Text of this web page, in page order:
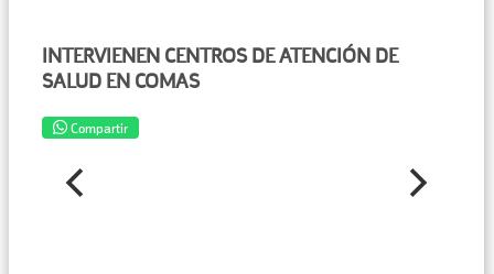
INTERVIENEN CENTROS DE ATENCIÓN DE
SALUD EN COMAS
Compartir